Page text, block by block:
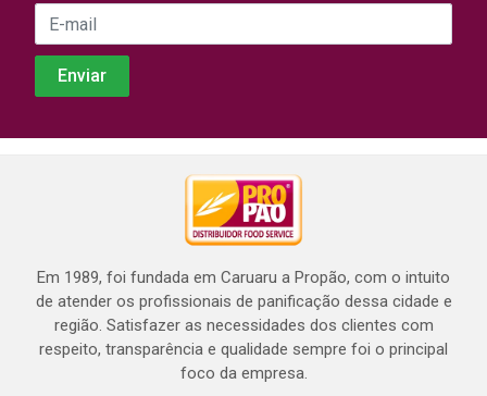
Em 1989, foi fundada em Caruaru a Propão, com o intuito
de atender os profissionais de panificação dessa cidade e
região. Satisfazer as necessidades dos clientes com
respeito, transparência e qualidade sempre foi o principal
foco da empresa.